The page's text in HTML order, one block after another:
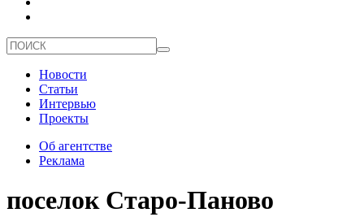
Новости
Статьи
Интервью
Проекты
Об агентстве
Реклама
поселок Старо-Паново